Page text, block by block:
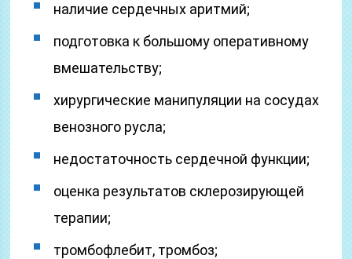
наличие сердечных аритмий;
подготовка к большому оперативному
вмешательству;
хирургические манипуляции на сосудах
венозного русла;
недостаточность сердечной функции;
оценка результатов склерозирующей
терапии;
тромбофлебит, тромбоз;